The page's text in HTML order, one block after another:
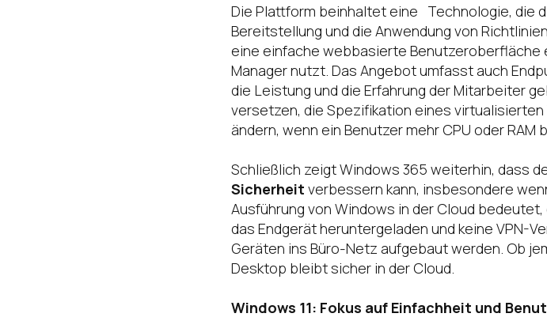
Die Plattform beinhaltet eine Technologie, die
Bereitstellung und die Anwendung von
eine einfache webbasierte Benutzeroberfläche
Manager nutzt. Das Angebot umfasst auch
die Leistung und die Erfahrung der Mitarbeiter
versetzen, die Spezifikation eines
ändern, wenn ein Benutzer mehr CPU oder RAM
Schließlich zeigt Windows 365 weiterhin, dass
Sicherheit verbessern kann, insbesondere
Ausführung von Windows in der Cloud
das Endgerät heruntergeladen und keine VPN-
Geräten ins Büro-Netz aufgebaut werden. Ob
Desktop bleibt sicher in der Cloud.
Windows 11: Fokus auf Einfachheit und